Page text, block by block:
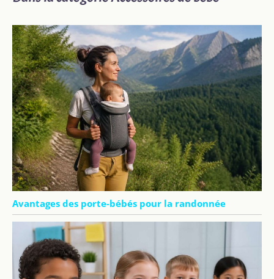
Avantages des porte-bébés pour la randonnée